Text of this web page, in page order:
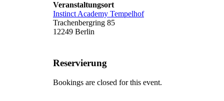
Veranstaltungsort
Instinct Academy Tempelhof
Trachenbergring 85
12249 Berlin
Reservierung
Bookings are closed for this event.